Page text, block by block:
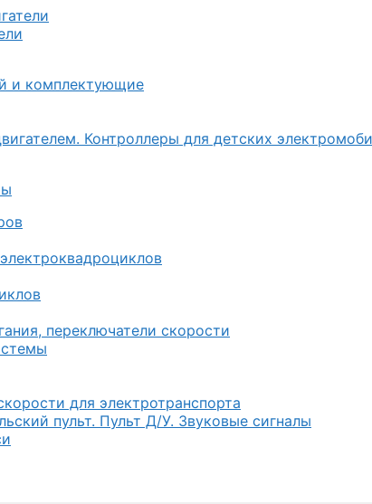
и комплектующие
Контроллеры для детских
переключатели скорости
для электротранспорта
пульт. Пульт Д/У. Звуковые сигналы